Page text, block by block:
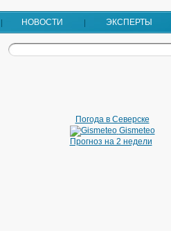
НОВОСТИ ЭКСПЕРТЫ
Погода в Северске
Gismeteo
Прогноз на 2 недели